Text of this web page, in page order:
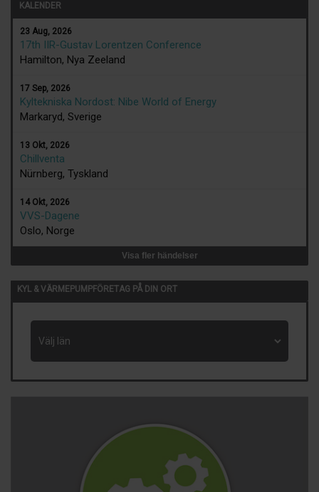
KALENDER
23 Aug, 2026
17th IIR-Gustav Lorentzen Conference
Hamilton, Nya Zeeland
17 Sep, 2026
Kyltekniska Nordost: Nibe World of Energy
Markaryd, Sverige
13 Okt, 2026
Chillventa
Nürnberg, Tyskland
14 Okt, 2026
VVS-Dagene
Oslo, Norge
Visa fler händelser
KYL & VÄRMEPUMPFÖRETAG PÅ DIN ORT